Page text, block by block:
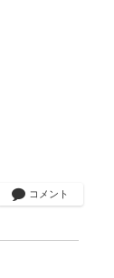
コメント